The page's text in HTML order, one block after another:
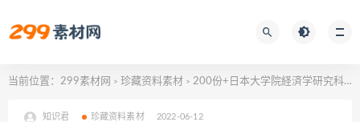
当前位置： 299素材网 > 珍藏资料素材 > 200份+日本大学院経済学研究科往届考试真题试卷PDF资源网盘合集，包含早稲田大学/京都大学/上智经营学/東京大学/北海道大学……等学校
知识君 珍藏资料素材 2022-06-12